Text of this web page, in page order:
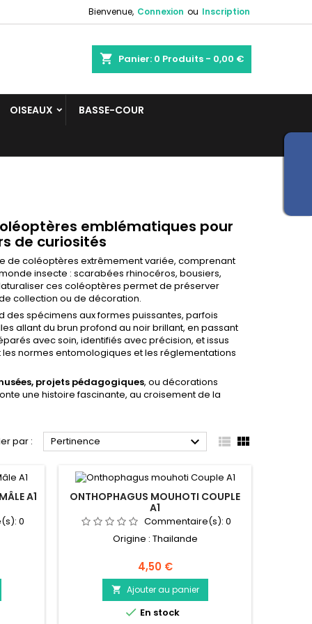
Bienvenue, Connexion ou Inscription
shopping_cart Panier: 0 Produits - 0,00 €
OISEAUX BASSE-COUR
emblématiques pour
de curiosités
de coléoptères extrêmement variée, comprenant
insecte : scarabées rhinocéros, bousiers,
ces coléoptères permet de préserver
collection ou de décoration.
des spécimens aux formes puissantes, parfois
allant du brun profond au noir brillant, en passant
avec soin, identifiés avec précision, et issus
normes entomologiques et les réglementations
projets pédagogiques, ou décorations
une histoire fascinante, au croisement de la
par : Pertinence   
A1
0
ONTHOPHAGUS MOUHOTI COUPLE
A1
Commentaire(s):0
Origine : Thailande
Prix
4,50 €
 Ajouter au panier
 En stock